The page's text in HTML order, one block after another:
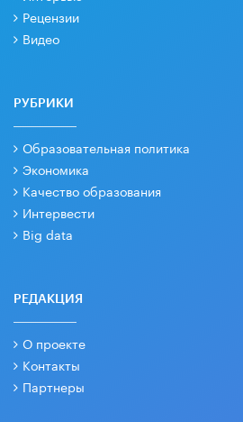
Рецензии
Видео
РУБРИКИ
Образовательная политика
Экономика
Качество образования
Интервести
Big data
РЕДАКЦИЯ
О проекте
Контакты
Партнеры